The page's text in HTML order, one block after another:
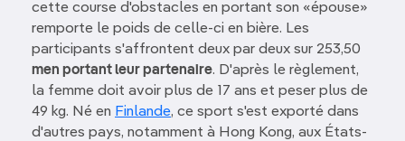
cette course d'obstacles en portant son «épouse»
remporte le poids de celle-ci en bière. Les
participants s'affrontent deux par deux sur 253,50
men portant leur partenaire. D'après le règlement,
la femme doit avoir plus de 17 ans et peser plus de
49 kg. Né en Finlande, ce sport s'est exporté dans
d'autres pays, notamment à Hong Kong, aux États-